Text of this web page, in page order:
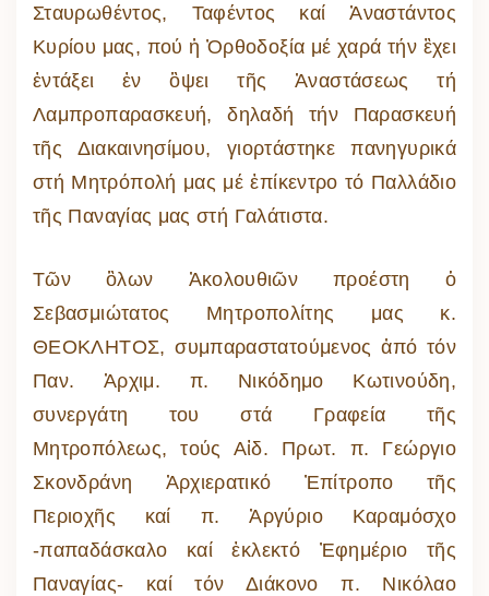
Σταυρωθέντος, Ταφέντος καί Ἀναστάντος
Κυρίου μας, πού ἡ Ὀρθοδοξία μέ χαρά τήν ἒχει
ἐντάξει ἐν ὃψει τῆς Ἀναστάσεως τή
Λαμπροπαρασκευή, δηλαδή τήν Παρασκευή
τῆς Διακαινησίμου, γιορτάστηκε πανηγυρικά
στή Μητρόπολή μας μέ ἐπίκεντρο τό Παλλάδιο
τῆς Παναγίας μας στή Γαλάτιστα.
Τῶν ὃλων Ἀκολουθιῶν προέστη ὁ
Σεβασμιώτατος Μητροπολίτης μας κ.
ΘΕΟΚΛΗΤΟΣ, συμπαραστατούμενος ἀπό τόν
Παν. Ἀρχιμ. π. Νικόδημο Κωτινούδη,
συνεργάτη του στά Γραφεία τῆς
Μητροπόλεως, τούς Αἰδ. Πρωτ. π. Γεώργιο
Σκονδράνη Ἀρχιερατικό Ἐπίτροπο τῆς
Περιοχῆς καί π. Ἀργύριο Καραμόσχο
-παπαδάσκαλο καί ἐκλεκτό Ἐφημέριο τῆς
Παναγίας- καί τόν Διάκονο π. Νικόλαο